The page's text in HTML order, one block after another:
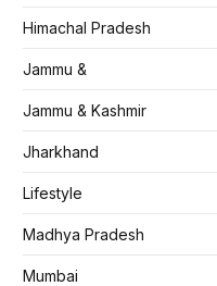
Himachal Pradesh
Jammu &
Jammu & Kashmir
Jharkhand
Lifestyle
Madhya Pradesh
Mumbai